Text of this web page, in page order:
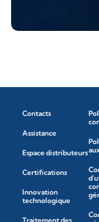
Contacts
Assistance
Espace distributeurs
Certifications
Innovation
technologique